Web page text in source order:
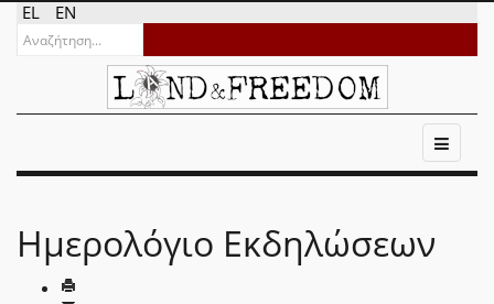
EL EN
Ημερολόγιο Εκδηλώσεων